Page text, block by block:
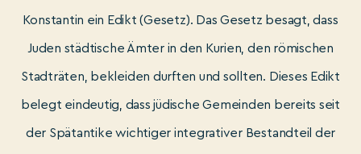
Konstantin ein Edikt (Gesetz). Das Gesetz besagt, dass
Juden städtische Ämter in den Kurien, den römischen
Stadträten, bekleiden durften und sollten. Dieses Edikt
belegt eindeutig, dass jüdische Gemeinden bereits seit
der Spätantike wichtiger integrativer Bestandteil der